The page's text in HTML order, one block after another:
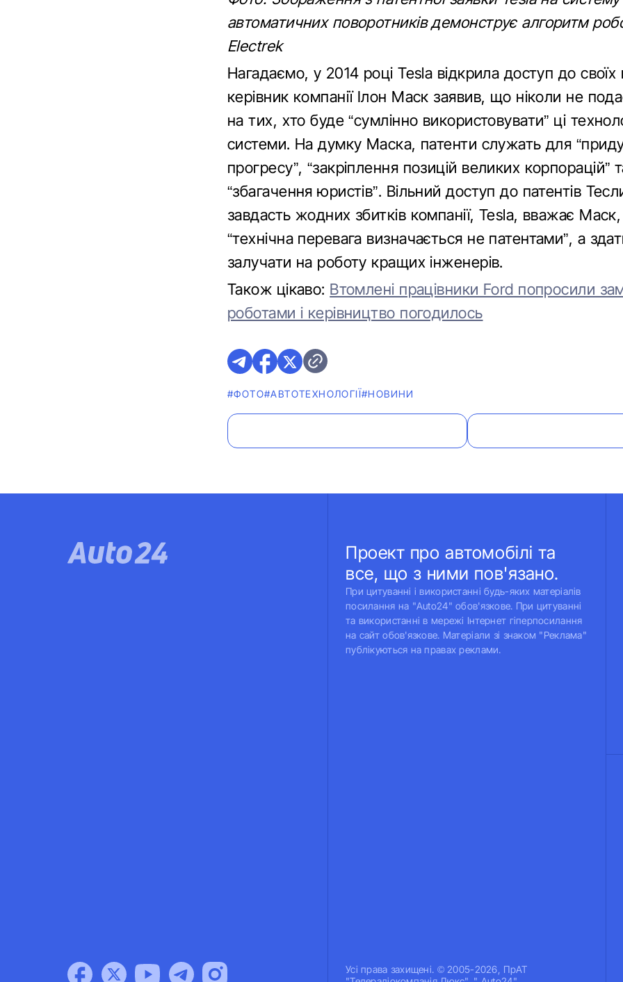
автоматичних поворотників демонструє алгоритм
Еlectrek
Нагадаємо, у 2014 році Tesla відкрила доступ до своїх
керівник компанії Ілон Маск заявив, що ніколи не
на тих, хто буде “сумлінно використовувати” ці
системи. На думку Маска, патенти служать для
прогресу”, “закріплення позицій великих корпорацій”
“збагачення юристів”. Вільний доступ до патентів
завдасть жодних збитків компанії, Tesla, вважає Маск,
“технічна перевага визначається не патентами”, а
залучати на роботу кращих інженерів.
Також цікаво: Втомлені працівники Ford попросили
роботами і керівництво погодилось
#ФОТО#АВТОТЕХНОЛОГІЇ#НОВИНИ
Проект про автомобілі та
все, що з ними пов'язано.
При цитуванні і використанні будь-яких матеріалів
посилання на "Auto24" обов'язкове. При цитуванні
та використанні в мережі Інтернет гіперпосилання
на сайт обов'язкове. Матеріали зі знаком "Реклама"
публікуються на правах реклами.
Усi права захищенi. © 2005-2026, ПрАТ